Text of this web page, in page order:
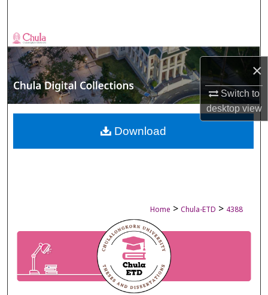
×
Switch to
desktopview
Browse Collections
My Account
About
Digital Commons Network™
Home > Chula-ETD > 4388
Download